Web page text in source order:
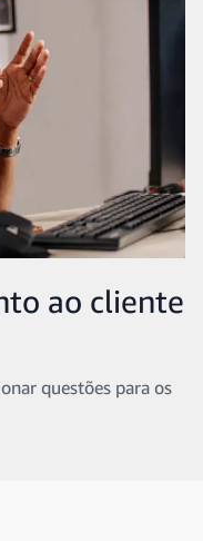
ao cliente
questões para os